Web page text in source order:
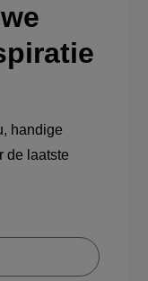
handige
de laatste